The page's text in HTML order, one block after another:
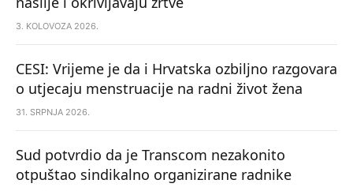
3. KOLOVOZA 2026.
CESI: Vrijeme je da i Hrvatska ozbiljno razgovara
o utjecaju menstruacije na radni život žena
31. SRPNJA 2026.
Sud potvrdio da je Transcom nezakonito
otpuštao sindikalno organizirane radnike